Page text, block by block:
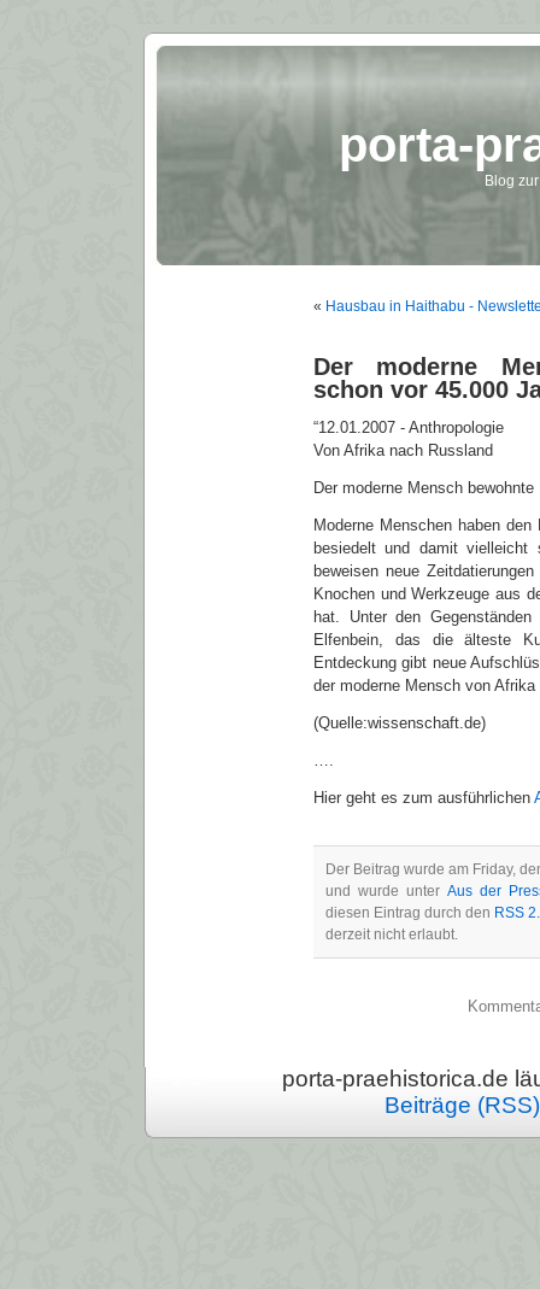
porta-
Blog
« Hausbau in Haithabu -
Der moderne
schon vor 45.000
“12.01.2007 - Anthropologie
Von Afrika nach Russland
Der moderne Mensch
Moderne Menschen haben
besiedelt und damit
beweisen neue
Knochen und Werkzeuge aus
hat. Unter den
Elfenbein, das die älteste
Entdeckung gibt neue
der moderne Mensch von
(Quelle:wissenschaft.de)
….
Hier geht es zum ausführlichen
Der Beitrag wurde am Friday,
und wurde unter Aus der
diesen Eintrag durch den RSS
derzeit nicht erlaubt.
porta-praehistorica.de
Beiträge (RSS)